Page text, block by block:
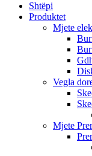
Shtëpi
Produktet
Mjete
Vegla
Mjete